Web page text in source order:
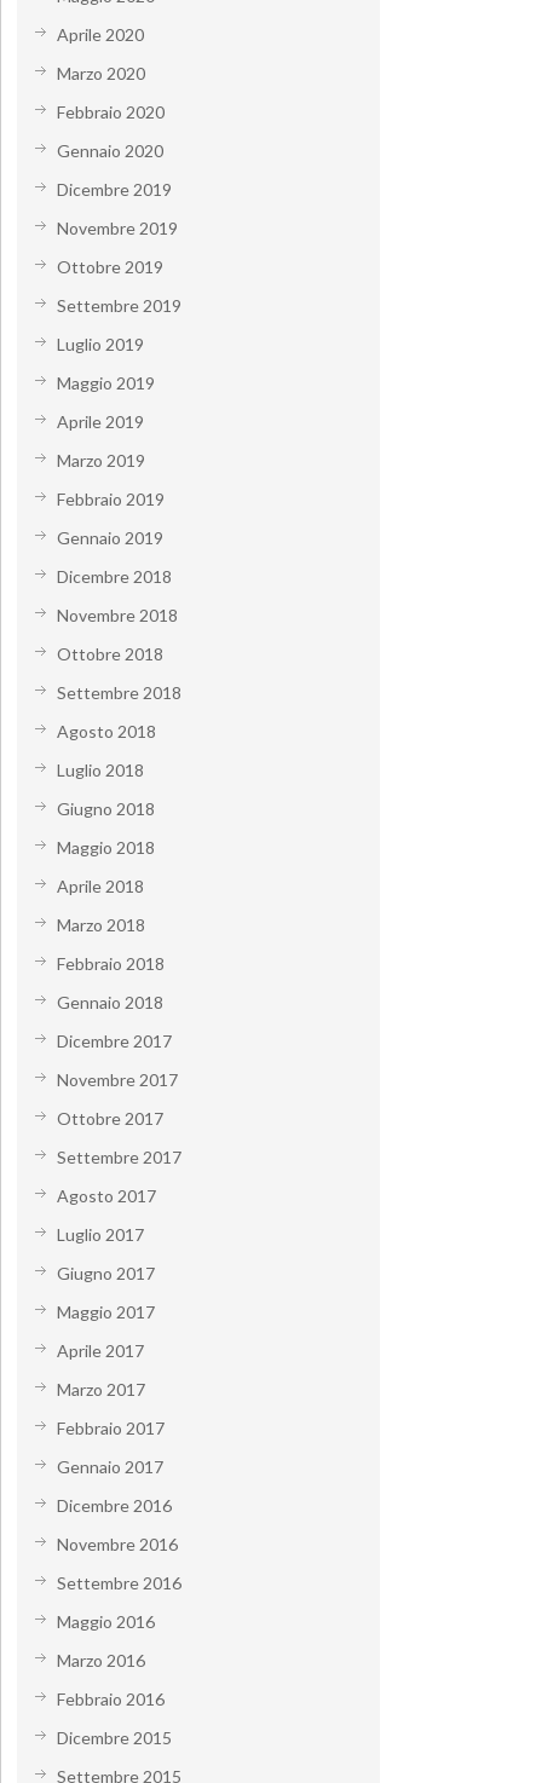
Aprile 2020
Marzo 2020
Febbraio 2020
Gennaio 2020
Dicembre 2019
Novembre 2019
Ottobre 2019
Settembre 2019
Luglio 2019
Maggio 2019
Aprile 2019
Marzo 2019
Febbraio 2019
Gennaio 2019
Dicembre 2018
Novembre 2018
Ottobre 2018
Settembre 2018
Agosto 2018
Luglio 2018
Giugno 2018
Maggio 2018
Aprile 2018
Marzo 2018
Febbraio 2018
Gennaio 2018
Dicembre 2017
Novembre 2017
Ottobre 2017
Settembre 2017
Agosto 2017
Luglio 2017
Giugno 2017
Maggio 2017
Aprile 2017
Marzo 2017
Febbraio 2017
Gennaio 2017
Dicembre 2016
Novembre 2016
Settembre 2016
Maggio 2016
Marzo 2016
Febbraio 2016
Dicembre 2015
Settembre 2015